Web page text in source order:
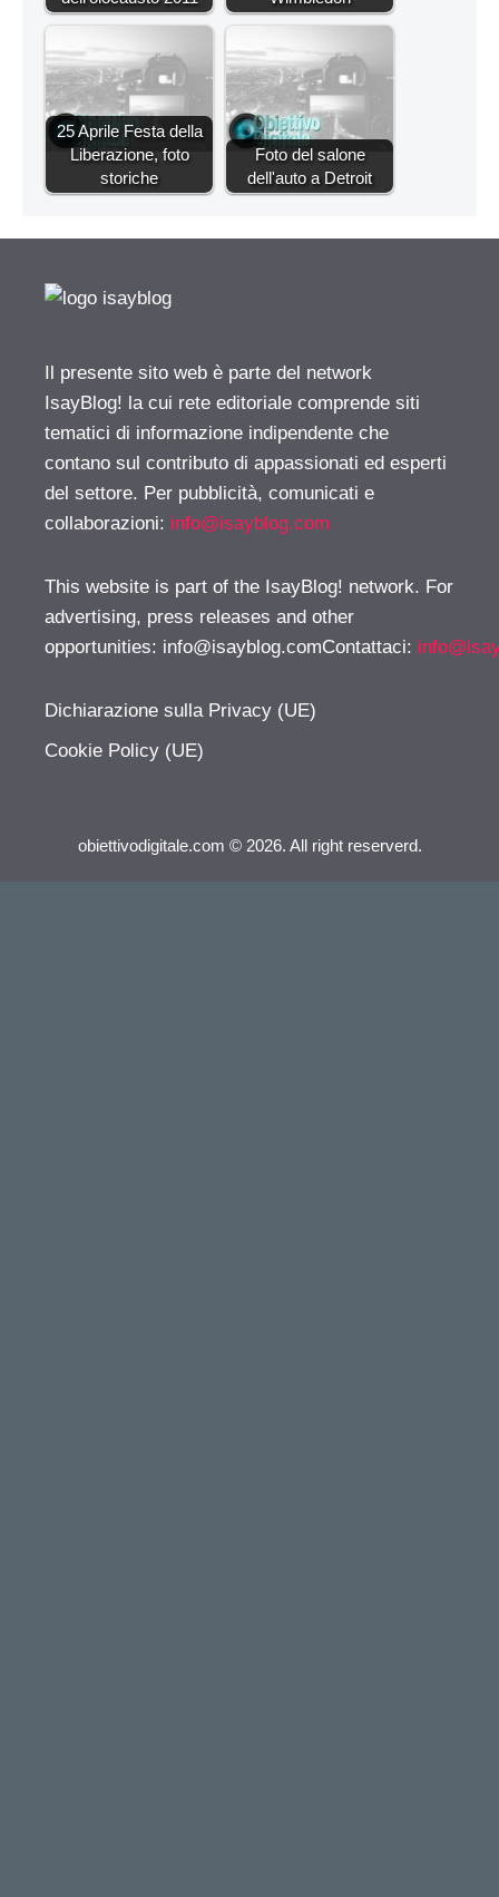
25 Aprile Festa della
Liberazione, foto
storiche
Foto del salone
dell'auto a Detroit
Il presente sito web è parte del network
IsayBlog! la cui rete editoriale comprende siti
tematici di informazione indipendente che
contano sul contributo di appassionati ed esperti
del settore. Per pubblicità, comunicati e
collaborazioni: info@isayblog.com
This website is part of the IsayBlog! network. For
advertising, press releases and other
opportunities: info@isayblog.comContattaci:
Dichiarazione sulla Privacy (UE)
Cookie Policy (UE)
obiettivodigitale.com © 2026. All right reserverd.